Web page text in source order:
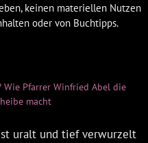
keinen materiellen Nutzen
oder von Buchtipps.
Wie Pfarrer Winfried Abel die
macht
uralt und tief verwurzelt